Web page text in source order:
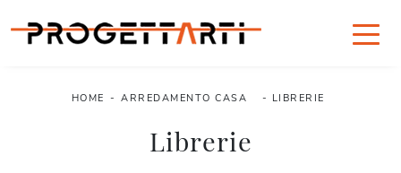
HOME - ARREDAMENTO CASA - LIBRERIE
Librerie